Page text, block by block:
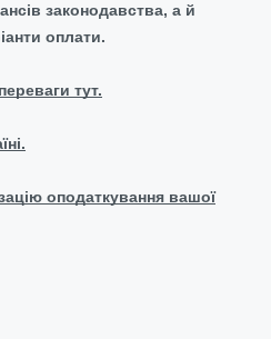
законодавства, а й
оплати.
тут.
оподаткування вашої